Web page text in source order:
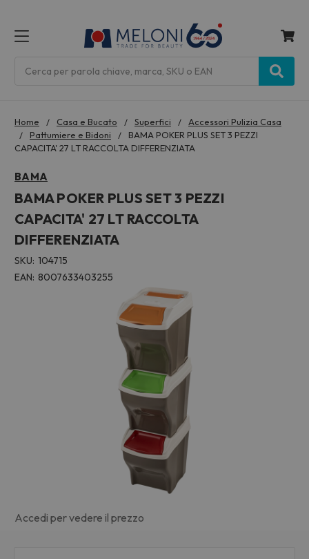
Home Casa e Bucato Superfici
Accessori Pulizia Casa
Pattumiere e Bidoni
BAMA POKER PLUS SET 3 PEZZI
CAPACITA' 27 LT RACCOLTA DIFFERENZIATA
BAMA
BAMA POKER PLUS SET 3 PEZZI
CAPACITA' 27 LT RACCOLTA
DIFFERENZIATA
SKU: 104715
EAN: 8007633403255
Accedi per vedere il prezzo